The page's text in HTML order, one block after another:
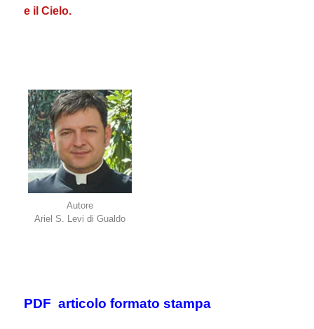
e il Cielo.
Autore
Ariel S. Levi di Gualdo
PDF articolo formato stampa